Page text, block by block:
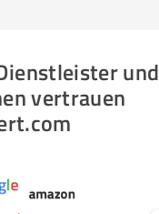
und
vertrauen